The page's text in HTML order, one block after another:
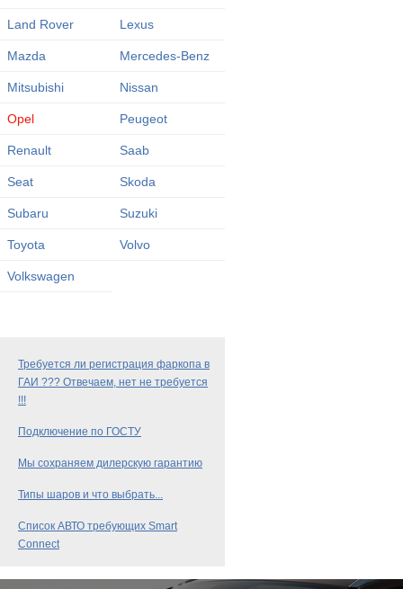
Land Rover Lexus
Mazda Mercedes-Benz
Mitsubishi Nissan
Opel Peugeot
Renault Saab
Seat Skoda
Subaru Suzuki
Toyota Volvo
Volkswagen
Требуется ли регистрация фаркопа в
ГАИ ??? Отвечаем, нет не требуется
!!!
Подключение по ГОСТУ
Мы сохраняем дилерскую гарантию
Типы шаров и что выбрать...
Список АВТО требующих Smart
Connect